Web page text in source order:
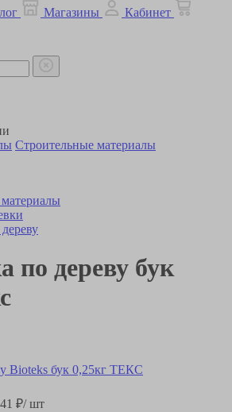
Магазины
Кабинет
Строительные материалы
по дереву бук
₽/ шт